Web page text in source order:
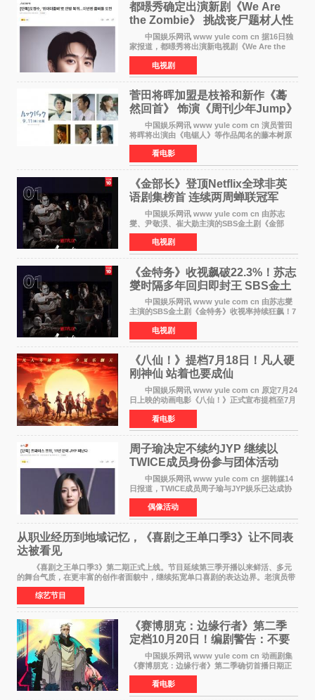
都暻秀确定出演新剧《We Are
the Zombie》 挑战丧尸题材人性
喜剧
中国娱乐网讯 www yule com cn 据16日独
家报道，都暻秀将出演新电视剧《We Are the
Zombie》，在剧中饰演主演金仁钟一角，挑战与
以往丧尸题材截然不同的人性喜剧。 新剧
《We Are t
电视剧
菅田将晖加盟是枝裕和新作《蓦
然回首》 饰演《周刊少年Jump》
编辑
中国娱乐网讯 www yule com cn 演员菅田
将晖将出演由《电锯人》等作品闻名的藤本树原
作漫画改编的电影《蓦然回首》（是枝裕和导
演）。菅田饰演的角色是初中时代两位主人公带
着完成的作品前去
看电影
《金部长》登顶Netflix全球非英
语剧集榜首 连续两周蝉联冠军
中国娱乐网讯 www yule com cn 由苏志
燮、尹敬淏、崔大勋主演的SBS金土剧《金部
长》持续席卷全球，收获海内外观众热烈反
响。 15日，据Netflix官方排行榜网站Tudum
公布的数据，SBS金土剧《
电视剧
《金特务》收视飙破22.3%！苏志
燮时隔多年回归即封王 SBS金土
剧新纪录诞生
中国娱乐网讯 www yule com cn 由苏志燮
主演的SBS金土剧《金特务》收视率持续狂飙！7
月11日播出的第6集全国平均收视率高达22 3%，
瞬间最高更冲上26 4%，不仅再度刷新自身纪
录，更稳坐同时段
电视剧
《八仙！》提档7月18日！凡人硬
刚神仙 站着也要成仙
中国娱乐网讯 www yule com cn 原定7月24
日上映的动画电影《八仙！》正式宣布提档至7月
18日。这部国风动画大片将八仙过海，各显神通
这句刻在国人DNA里的俗语玩出了新花样——影
片讲述凡人
看电影
周子瑜决定不续约JYP 继续以
TWICE成员身份参与团体活动
中国娱乐网讯 www yule com cn 据韩媒14
日报道，TWICE成员周子瑜与JYP娱乐已达成协
议，不再续签个人专属合约，但她将继续参与
TWICE的完整团体活动。 周子瑜于2015年通
过生存节目《SIXTE
偶像活动
从职业经历到地域记忆，《喜剧之王单口季3》让不同表
达被看见
《喜剧之王单口季3》第二期正式上线。节目延续第三季开播以来鲜活、多元
的舞台气质，在更丰富的创作者面貌中，继续拓宽单口喜剧的表达边界。老演员带
着更加成熟的文本与舞台掌控回归，新面孔则
综艺节目
《赛博朋克：边缘行者》第二季
定档10月20日！编剧警告：不要
对角色投入太深
中国娱乐网讯 www yule com cn 动画剧集
《赛博朋克：边缘行者》第二季确切首播日期正
式敲定——将于10月20日在Netflix全球上线。此
前，Netflix韩国官方账号曾短暂出现这一日期信
息，随后迅
看电影